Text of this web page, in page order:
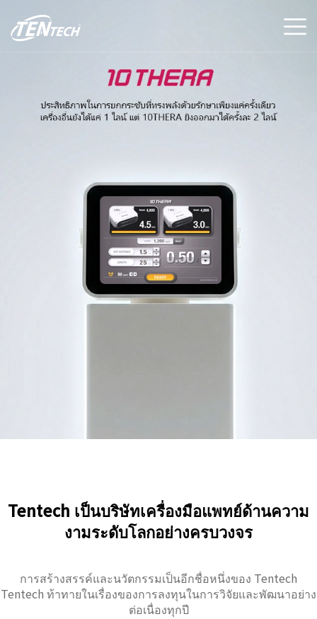
Tentech เป็นบริษัทเครื่องมือแพทย์ด้านความ
งามระดับโลกอย่างครบวงจร
การสร้างสรรค์และนวัตกรรมเป็นอีกชื่อหนึ่งของ Tentech
Tentech ท้าทายในเรื่องของการลงทุนในการวิจัยและพัฒนาอย่าง
ต่อเนื่องทุกปี